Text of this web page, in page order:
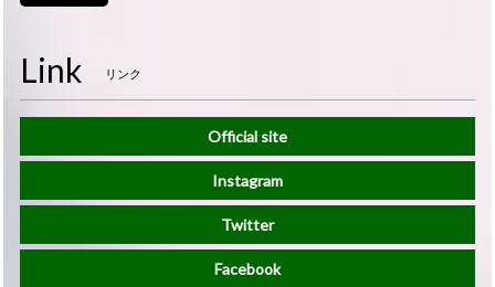
Link リンク
Official site
Instagram
Twitter
Facebook